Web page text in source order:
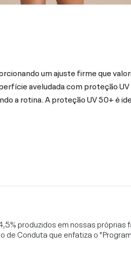
um ajuste firme que
aveludada com proteção
a rotina. A proteção UV 50+ é
produzidos em nossas próprias
de Conduta que enfatiza o